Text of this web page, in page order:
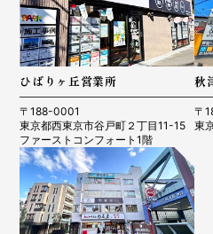
ひばりヶ丘営業所
〒188-0001
東京都西東京市谷戸町２丁目11-15
ファーストコンフォート1階
秋
〒
東